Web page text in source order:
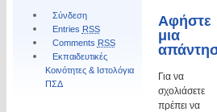
Σύνδεση
Entries RSS
Comments RSS
Εκπαιδευτικές
Κοινότητες & Ιστολόγια
ΠΣΔ
Αφήστε
μια
Για να
σχολιάσετε
πρέπει να